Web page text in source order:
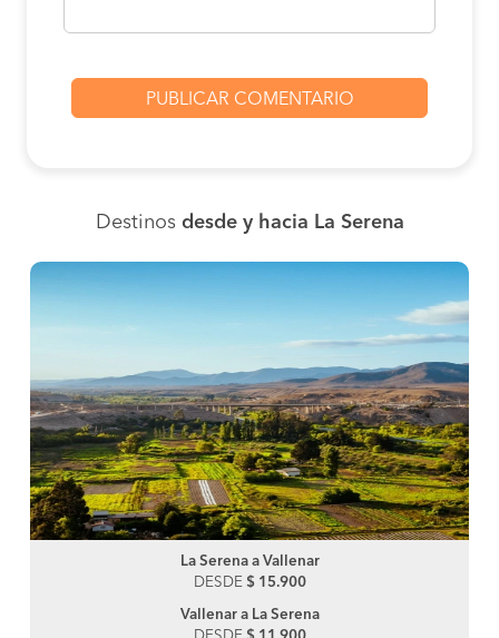
Destinos desde y hacia La Serena
La Serena a Vallenar
DESDE $ 15.900
Vallenar a La Serena